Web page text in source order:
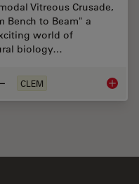
Vitreous Crusade,
Bench to Beam" a
world of
biology…
CLEM From